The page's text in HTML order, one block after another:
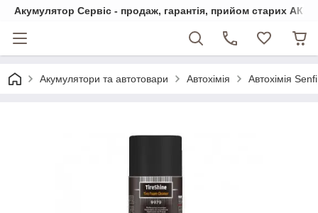
Акумулятор Сервіс - продаж, гарантія, прийом старих АКБ
Акумулятори та автотовари Автохімія Автохімія